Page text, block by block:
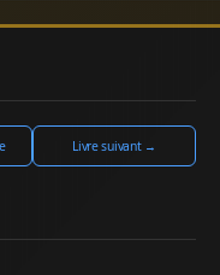
Livre suivant →